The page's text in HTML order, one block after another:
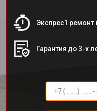
Экспрес1 ремонт
Гарантия до 3-х